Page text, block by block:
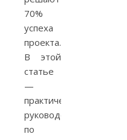
70%
успеха
проекта.
В этой
статье
—
практическое
руководство
по